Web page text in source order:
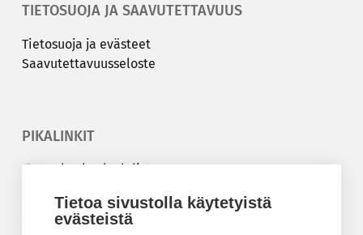
Tietoa sivustolla käytetyistä
evästeistä
TIETOSUOJA JA SAAVUTETTAVUUS
Tie­to­suo­ja ja eväs­teet
Saa­vu­tet­ta­vuus­se­los­te
PIKALINKIT
Korkeakouluyhdistys
Kesäyliopisto
Epanet